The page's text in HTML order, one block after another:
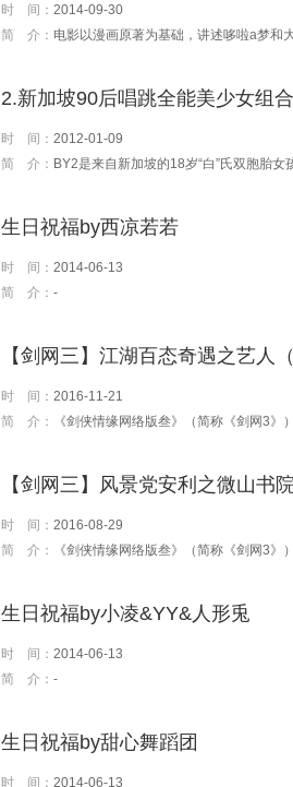
时 间： 2014-09-30
简 介： 电影以漫画原著为基础，讲述哆啦a梦和大雄之间相遇与分别的故事。山崎贵导演强调电影的魅
2.新加坡90后唱跳全能美少女组
时 间： 2012-01-09
简 介： BY2是来自新加坡的18岁“白”氏双胞胎女孩，2007年6月参加了马来西亚举办的“卧
生日祝福by西凉若若
时 间： 2014-06-13
简 介： -
【剑网三】江湖百态奇遇之艺人
时 间： 2016-11-21
简 介：
《剑侠情缘网络版叁》（简称《剑网3》）是由金山软件西山居开发，金山运营的3D武侠角色扮演网游。《剑网3》凭借大规模的地形植被渲染技术、大量的场景光影特效和
【剑网三】风景党安利之微山书
时 间： 2016-08-29
简 介：
《剑侠情缘网络版叁》（简称《剑网3》）是由金山软件西山居开发，金山运营的3D武侠角色扮演网游。《剑网3》凭借大规模的地形植被渲染技术、大量的场景光影特效和
生日祝福by小凌&YY&人形兎
时 间： 2014-06-13
简 介： -
生日祝福by甜心舞蹈团
时 间： 2014-06-13